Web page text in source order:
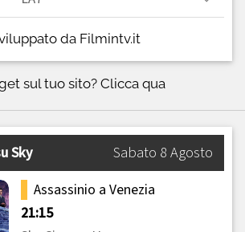
da Filmintv.it
sul tuo sito?Clicca qua